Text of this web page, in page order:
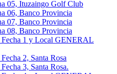
05, Ituzaingo Golf Club
06, Banco Provincia
07, Banco Provincia
08, Banco Provincia
1 y Local GENERAL
2, Santa Rosa
3, Santa Rosa.